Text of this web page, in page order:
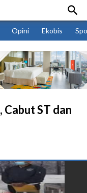

Opini Ekobis
ST dan